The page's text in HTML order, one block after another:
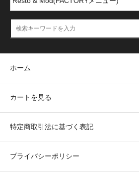
ホーム
カートを見る
特定商取引法に基づく表記
プライバシーポリシー